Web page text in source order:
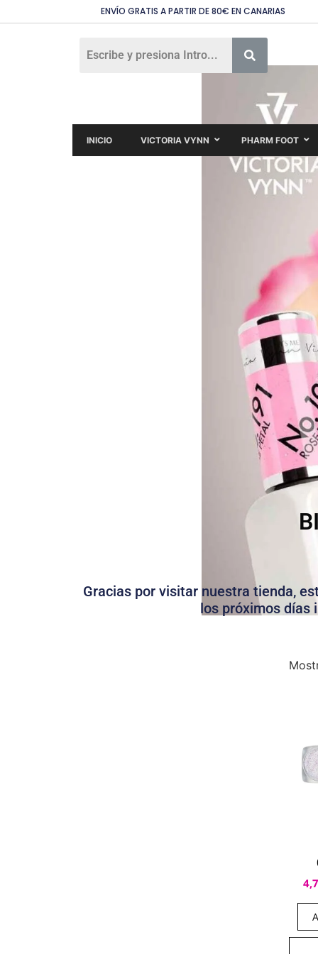
ENVÍO GRATIS A PARTIR DE 80€ EN CANARIAS
INICIO VICTORIA VYNN PHARM FOOT
Gracias por visitar nuestra tienda,
los próximos días